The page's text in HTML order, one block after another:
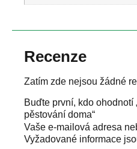
Recenze
Zatím zde nejsou žádné
Buďte první, kdo ohodnotí
pěstování doma“
Vaše e-mailová adresa
Vyžadované informace